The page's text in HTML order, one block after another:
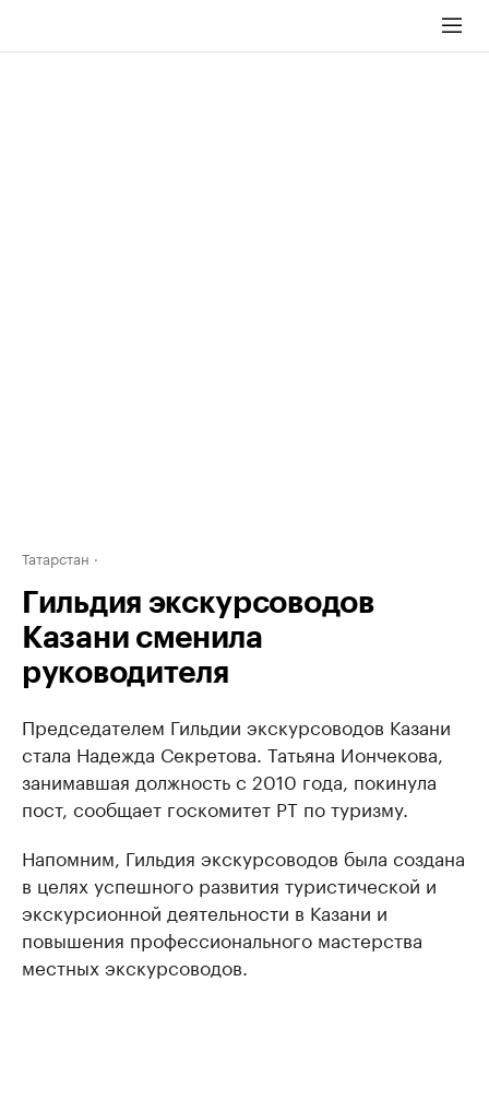
Татарстан
Гильдия экскурсоводов
Казани сменила
руководителя
Председателем Гильдии экскурсоводов Казани
стала Надежда Секретова. Татьяна Иончекова,
занимавшая должность с 2010 года, покинула
пост, сообщает госкомитет РТ по туризму.
Напомним, Гильдия экскурсоводов была создана
в целях успешного развития туристической и
экскурсионной деятельности в Казани и
повышения профессионального мастерства
местных экскурсоводов.